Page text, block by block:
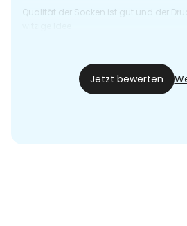
Qualität der Socken ist gut und der
Jetzt bewerten